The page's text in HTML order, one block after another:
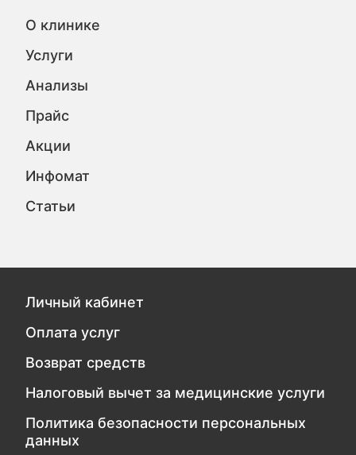
О клинике
Услуги
Анализы
Прайс
Акции
Инфомат
Статьи
Личный кабинет
Оплата услуг
Возврат средств
Налоговый вычет за медицинские услуги
Политика безопасности персональных
данных